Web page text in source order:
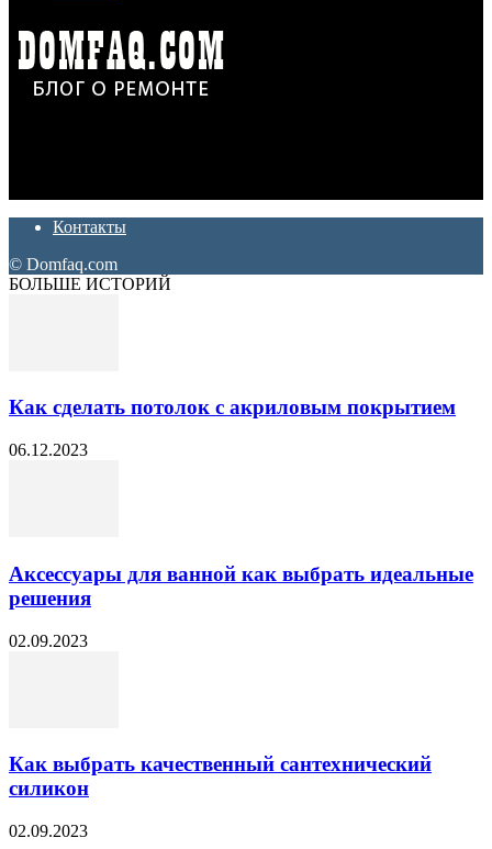
Контакты
© Domfaq.com
БОЛЬШЕ ИСТОРИЙ
Как сделать потолок с акриловым покрытием
06.12.2023
Аксессуары для ванной как выбрать идеальные
решения
02.09.2023
Как выбрать качественный сантехнический
силикон
02.09.2023